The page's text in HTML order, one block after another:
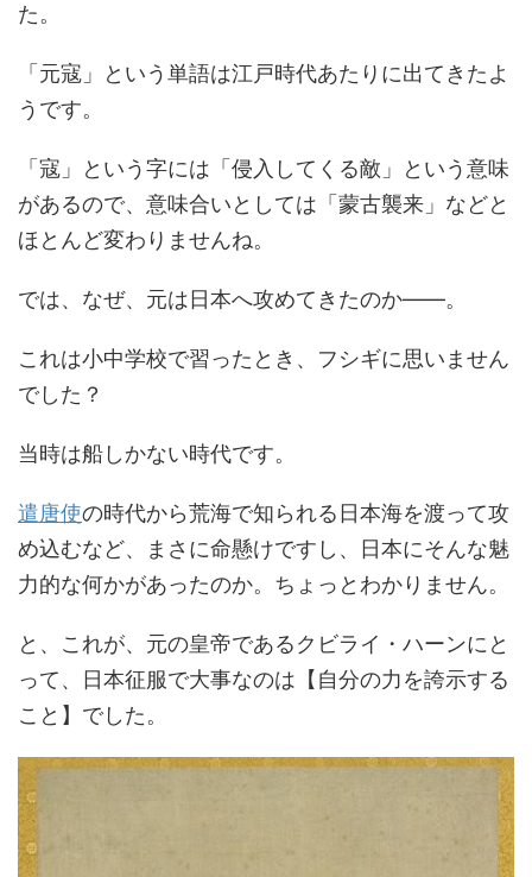
た。
「元寇」という単語は江戸時代あたりに出てきたよ
うです。
「寇」という字には「侵入してくる敵」という意味
があるので、意味合いとしては「蒙古襲来」などと
ほとんど変わりませんね。
では、なぜ、元は日本へ攻めてきたのか――。
これは小中学校で習ったとき、フシギに思いません
でした？
当時は船しかない時代です。
遣唐使の時代から荒海で知られる日本海を渡って攻
め込むなど、まさに命懸けですし、日本にそんな魅
力的な何かがあったのか。ちょっとわかりません。
と、これが、元の皇帝であるクビライ・ハーンにと
って、日本征服で大事なのは【自分の力を誇示する
こと】でした。